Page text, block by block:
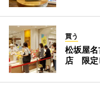
買う
松坂屋
店 限定